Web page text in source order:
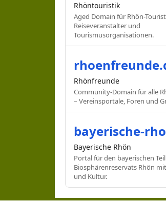
Rhöntouristik
Aged Domain für Rhön-
Reiseveranstalter und
Tourismusorganisationen.
Rhönfreunde
Community-Domain für alle
– Vereinsportale, Foren und
bayerische-
Bayerische Rhön
Portal für den bayerischen
Biosphärenreservats Rhön
und Kultur.